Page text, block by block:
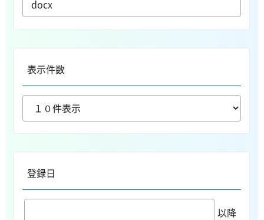
表示件数
登録日
以降